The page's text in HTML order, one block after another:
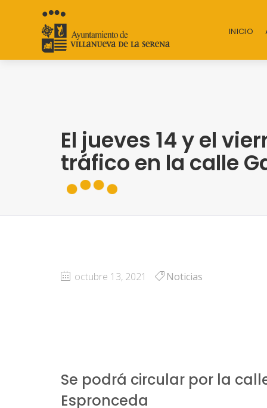
INICIO
El jueves 14 y el
tráfico en la calle
octubre 13, 2021 Noticias
Se podrá circular por la
Espronceda